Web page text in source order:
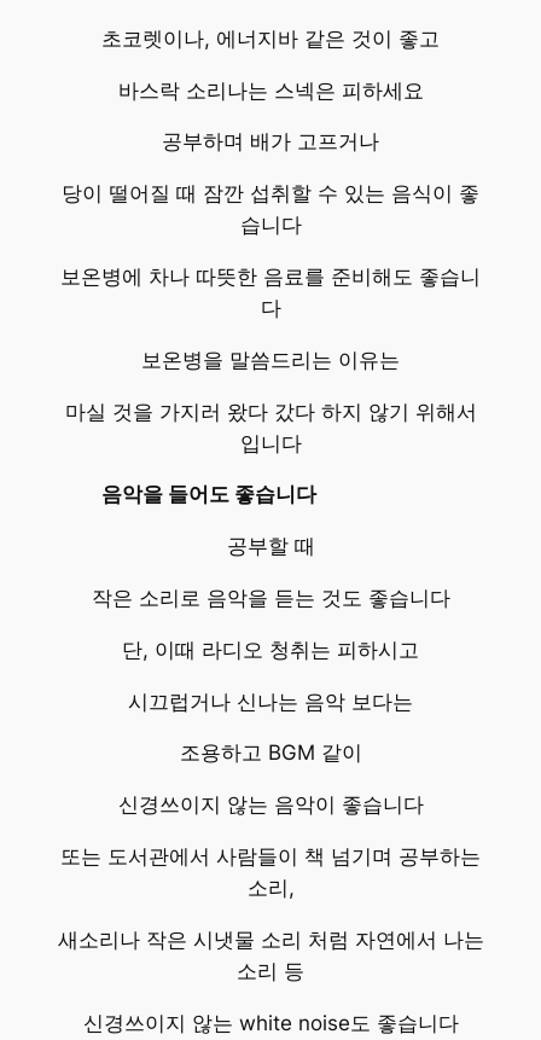
초코렛이나, 에너지바 같은 것이 좋고
바스락 소리나는 스넥은 피하세요
공부하며 배가 고프거나
당이 떨어질 때 잠깐 섭취할 수 있는 음식이 좋
습니다
보온병에 차나 따뜻한 음료를 준비해도 좋습니
다
보온병을 말씀드리는 이유는
마실 것을 가지러 왔다 갔다 하지 않기 위해서
입니다
음악을 들어도 좋습니다
공부할 때
작은 소리로 음악을 듣는 것도 좋습니다
단, 이때 라디오 청취는 피하시고
시끄럽거나 신나는 음악 보다는
조용하고 BGM 같이
신경쓰이지 않는 음악이 좋습니다
또는 도서관에서 사람들이 책 넘기며 공부하는
소리,
새소리나 작은 시냇물 소리 처럼 자연에서 나는
소리 등
신경쓰이지 않는 white noise도 좋습니다